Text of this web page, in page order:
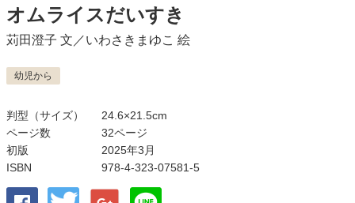
オムライスだいすき
苅田澄子 文／いわさきまゆこ 絵
幼児から
判型（サイズ）
24.6×21.5cm
ページ数
32ページ
初版
2025年3月
ISBN
978-4-323-07581-5